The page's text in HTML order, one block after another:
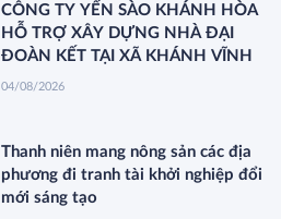
CÔNG TY YẾN SÀO KHÁNH HÒA
HỖ TRỢ XÂY DỰNG NHÀ ĐẠI
ĐOÀN KẾT TẠI XÃ KHÁNH VĨNH
04/08/2026
Thanh niên mang nông sản các địa
phương đi tranh tài khởi nghiệp đổi
mới sáng tạo